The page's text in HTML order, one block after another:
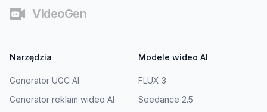
VideoGen
Narzędzia
Generator UGC AI
Generator reklam wideo AI
Modele wideo AI
FLUX 3
Seedance 2.5